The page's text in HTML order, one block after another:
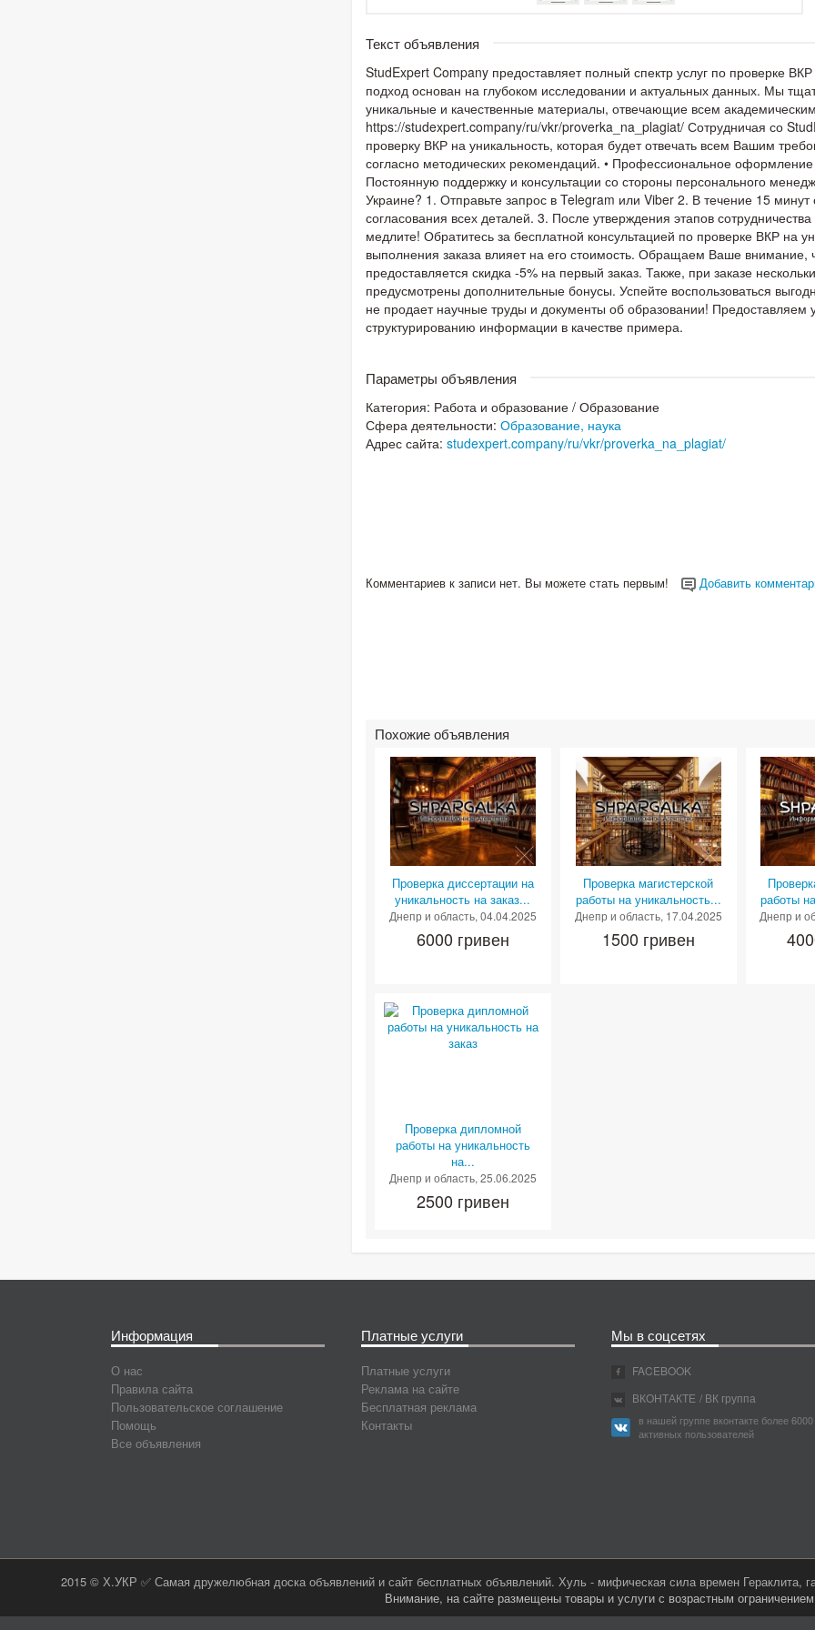
Текст объявления
StudExpert Company предоставляет полный спектр услуг по проверке
подход основан на глубоком исследовании и актуальных данных. Мы
уникальные и качественные материалы, отвечающие всем
https://studexpert.company/ru/vkr/proverka_na_plagiat/ Сотрудничая со
проверку ВКР на уникальность, которая будет отвечать всем Вашим
согласно методических рекомендаций. • Профессиональное
Постоянную поддержку и консультации со стороны персонального
Украине? 1. Отправьте запрос в Telegram или Viber 2. В течение 15
согласования всех деталей. 3. После утверждения этапов
медлите! Обратитесь за бесплатной консультацией по проверке ВКР на
выполнения заказа влияет на его стоимость. Обращаем Ваше внимание,
предоставляется скидка -5% на первый заказ. Также, при заказе
предусмотрены дополнительные бонусы. Успейте воспользоваться
не продает научные труды и документы об образовании! Предоставляем
структурированию информации в качестве примера.
Параметры объявления
Категория: Работа и образование / Образование
Сфера деятельности: Образование, наука
Адрес сайта: studexpert.company/ru/vkr/proverka_na_plagiat/
Комментариев к записи нет. Вы можете стать первым! Добавить
Похожие объявления
Проверка диссертации на
уникальность на заказ...
Днепр и область, 04.04.2025
6000 гривен
Проверка магистерской
работы на уникальность...
Днепр и область, 17.04.2025
1500 гривен
работы
Днепр и
Проверка дипломной
работы на уникальность
на...
Днепр и область, 25.06.2025
2500 гривен
Информация
О нас
Правила сайта
Пользовательское соглашение
Помощь
Все объявления
Платные услуги
Платные услуги
Реклама на сайте
Бесплатная реклама
Контакты
Мы в соцсетях
FACEBOOK
ВКОНТАКТЕ / ВК группа
в нашей группе вконтакте более 6000
активных пользователей
2015 © Х.УКР ✅ Самая дружелюбная доска объявлений и сайт бесплатных объявлений. Хуль - мифическая сила времен Гераклита,
Внимание, на сайте размещены товары и услуги с возрастным